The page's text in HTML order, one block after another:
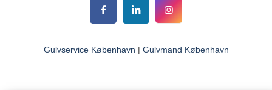
Gulvservice København | Gulvmand København